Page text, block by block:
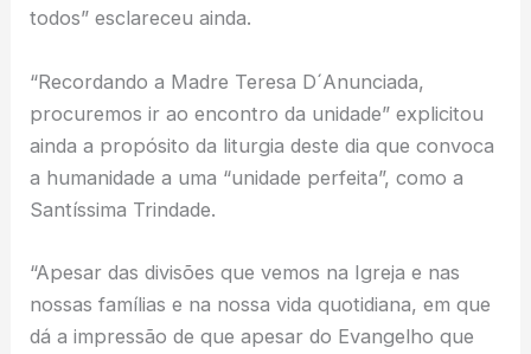
todos” esclareceu ainda.
“Recordando a Madre Teresa D´Anunciada,
procuremos ir ao encontro da unidade” explicitou
ainda a propósito da liturgia deste dia que convoca
a humanidade a uma “unidade perfeita”, como a
Santíssima Trindade.
“Apesar das divisões que vemos na Igreja e nas
nossas famílias e na nossa vida quotidiana, em que
dá a impressão de que apesar do Evangelho que